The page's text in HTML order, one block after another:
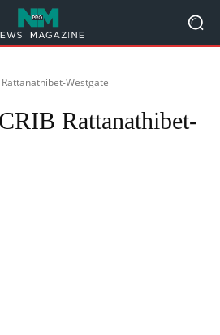
Rattanathibet-Westgate
Rattanathibet-